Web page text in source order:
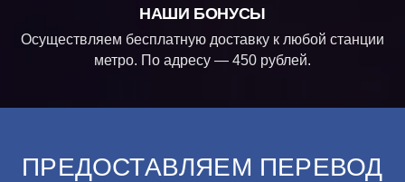
НАШИ БОНУСЫ
Осуществляем бесплатную доставку к любой станции
метро. По адресу — 450 рублей.
ПРЕДОСТАВЛЯЕМ ПЕРЕВОД